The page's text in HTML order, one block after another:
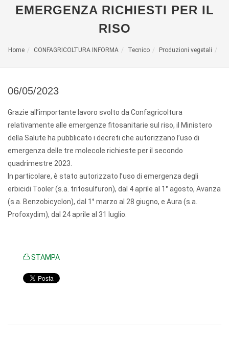
EMERGENZA RICHIESTI PER IL
RISO
Home CONFAGRICOLTURA INFORMA Tecnico Produzioni vegetali
06/05/2023
Grazie all’importante lavoro svolto da Confagricoltura
relativamente alle emergenze fitosanitarie sul riso, il Ministero
della Salute ha pubblicato i decreti che autorizzano l’uso di
emergenza delle tre molecole richieste per il secondo
quadrimestre 2023.
In particolare, è stato autorizzato l’uso di emergenza degli
erbicidi Tooler (s.a. tritosulfuron), dal 4aprile al 1° agosto, Avanza
(s.a. Benzobicyclon), dal 1° marzo al 28 giugno, e Aura (s.a.
Profoxydim), dal 24aprile al 31 luglio.
STAMPA